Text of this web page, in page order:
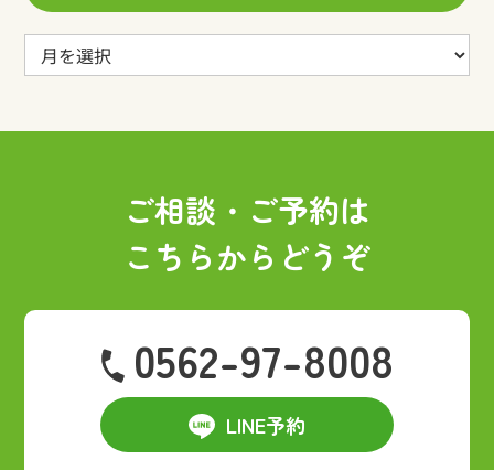
ー
ご相談・ご予約は
こちらからどうぞ
0562-97-8008
LINE予約